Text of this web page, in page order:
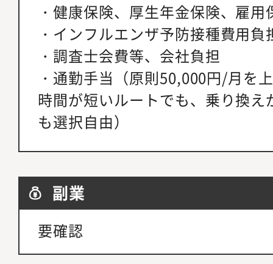
・健康保険、厚生年金保険、雇
・インフルエンザ予防接種費用負
・調査士会費等、会社負担
・通勤手当（原則50,000円/月を
時間が短いルートでも、乗り換
も選択自由）
副業
要確認